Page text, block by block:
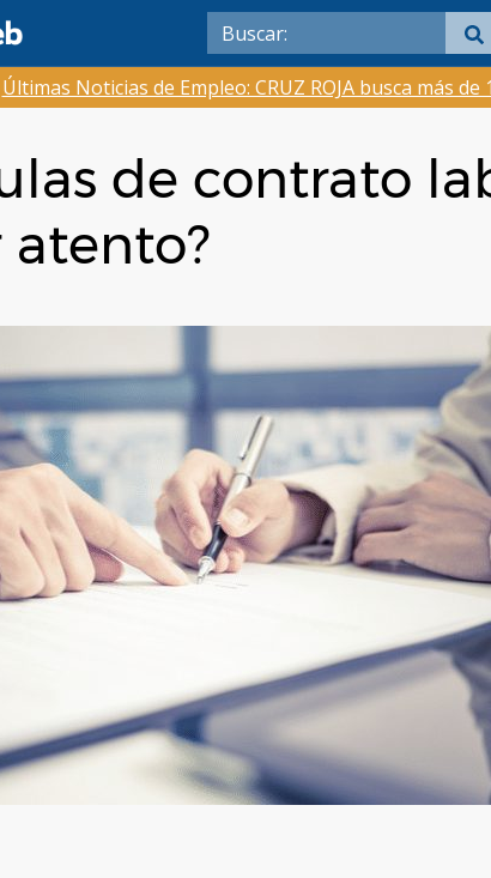
Últimas Noticias de Empleo: CRUZ ROJA busca más de
de contrato
atento?